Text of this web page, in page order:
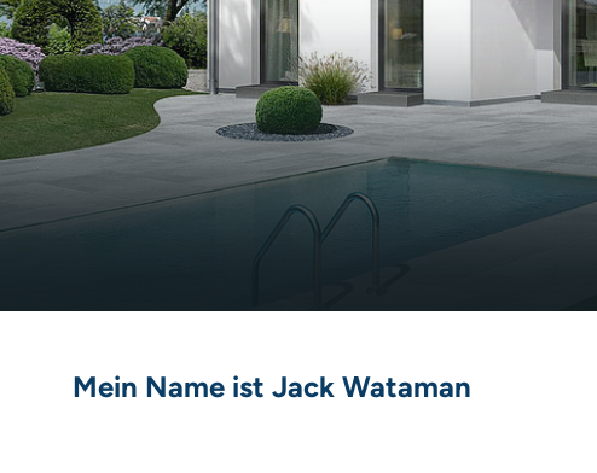
Mein Name ist Jack Wataman